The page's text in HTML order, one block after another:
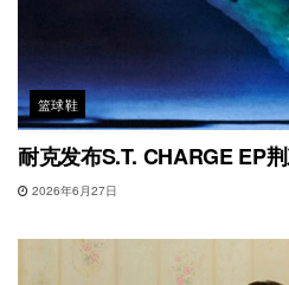
篮球鞋
耐克发布S.T. CHARGE EP
2026年6月27日